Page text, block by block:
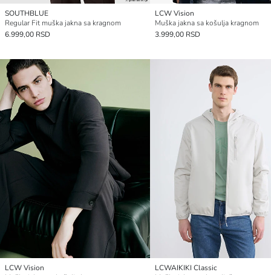
SOUTHBLUE
Regular Fit muška jakna sa kragnom
6.999,00 RSD
LCW Vision
Muška jakna sa košulja kragnom
3.999,00 RSD
LCW Vision
LCWAIKIKI Classic